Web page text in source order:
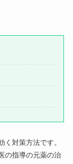
対策方法です。
の指導の元薬の治